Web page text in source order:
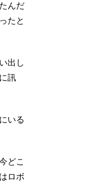
んだ
たと
出し
訊
いる
どこ
ロボ